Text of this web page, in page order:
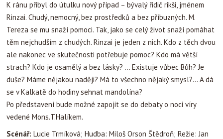
K ránu přibyl do útulku nový případ – bývalý řidič rikši, jménem
Rinzai. Chudý, nemocný, bez prostředků a bez příbuzných. M.
Tereza se mu snaží pomoci. Tak, jako se celý život snaží pomáhat
těm nejchudším z chudých. Rinzai je jeden z nich. Kdo z těch dvou
ale nakonec ve skutečnosti potřebuje pomoc? Kdo má větší
strach? Kdo je osamělý a bez lásky? … Existuje vůbec Bůh? Je
duše? Máme nějakou naději? Má to všechno nějaký smysl?… A dá
se v Kalkatě do hodiny sehnat mandolína?
Po představení bude možné zapojit se do debaty o noci víry
vedené Mons.T.Halíkem.
Scénář: Lucie Trmíková; Hudba: Miloš Orson Štědroň; Režie: Jan